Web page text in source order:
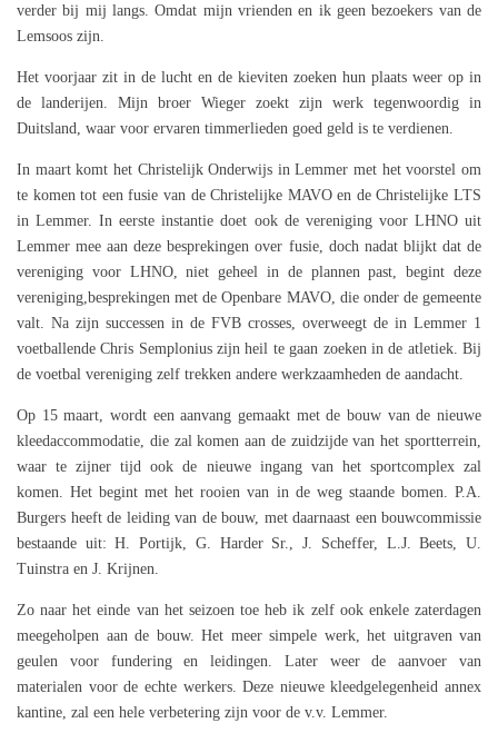
verder bij mij langs. Omdat mijn vrienden en ik geen bezoekers van de
Lemsoos zijn.
Het voorjaar zit in de lucht en de kieviten zoeken hun plaats weer op in
de landerijen. Mijn broer Wieger zoekt zijn werk tegenwoordig in
Duitsland, waar voor ervaren timmerlieden goed geld is te verdienen.
In maart komt het Christelijk Onderwijs in Lemmer met het voorstel om
te komen tot een fusie van de Christelijke MAVO en de Christelijke LTS
in Lemmer. In eerste instantie doet ook de vereniging voor LHNO uit
Lemmer mee aan deze besprekingen over fusie, doch nadat blijkt dat de
vereniging voor LHNO, niet geheel in de plannen past, begint deze
vereniging,besprekingen met de Openbare MAVO, die onder de gemeente
valt. Na zijn successen in de FVB crosses, overweegt de in Lemmer 1
voetballende Chris Semplonius zijn heil te gaan zoeken in de atletiek. Bij
de voetbal vereniging zelf trekken andere werkzaamheden de aandacht.
Op 15 maart, wordt een aanvang gemaakt met de bouw van de nieuwe
kleedaccommodatie, die zal komen aan de zuidzijde van het sportterrein,
waar te zijner tijd ook de nieuwe ingang van het sportcomplex zal
komen. Het begint met het rooien van in de weg staande bomen. P.A.
Burgers heeft de leiding van de bouw, met daarnaast een bouwcommissie
bestaande uit: H. Portijk, G. Harder Sr., J. Scheffer, L.J. Beets, U.
Tuinstra en J. Krijnen.
Zo naar het einde van het seizoen toe heb ik zelf ook enkele zaterdagen
meegeholpen aan de bouw. Het meer simpele werk, het uitgraven van
geulen voor fundering en leidingen. Later weer de aanvoer van
materialen voor de echte werkers. Deze nieuwe kleedgelegenheid annex
kantine, zal een hele verbetering zijn voor de v.v. Lemmer.